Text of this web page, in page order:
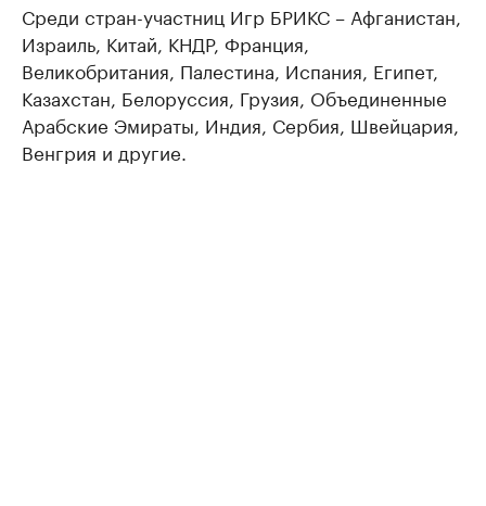
Среди стран-участниц Игр БРИКС – Афганистан,
Израиль, Китай, КНДР, Франция,
Великобритания, Палестина, Испания, Египет,
Казахстан, Белоруссия, Грузия, Объединенные
Арабские Эмираты, Индия, Сербия, Швейцария,
Венгрия и другие.